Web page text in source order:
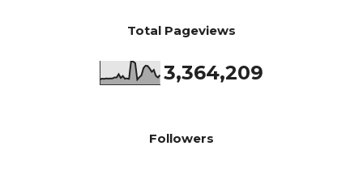
Total Pageviews
3,364,209
Followers